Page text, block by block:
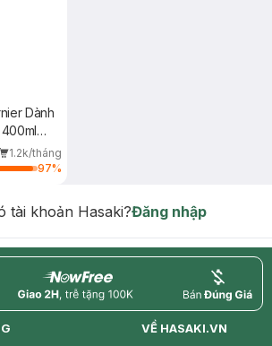
Dành
1.2k/tháng
97%
tài khoản Hasaki?Đăng nhập
nowfree price
VỀ HASAKI.VN